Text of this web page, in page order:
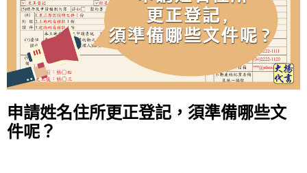
申請姓名住所更正登記，須準備哪些文
件呢？